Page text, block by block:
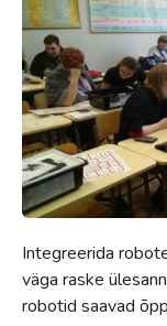
Integreerida
väga raske
robotid saavad